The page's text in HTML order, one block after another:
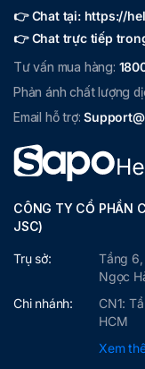
👉 Chat tại: https://
👉 Chat trực tiếp
Tư vấn mua hàng:
Phản ánh chất lượng
Email hỗ trợ:
CÔNG TY CỔ PHẦN
JSC)
Trụ sở:
Tầng
Ngọc
Chi nhánh:
CN1:
HCM
Xem